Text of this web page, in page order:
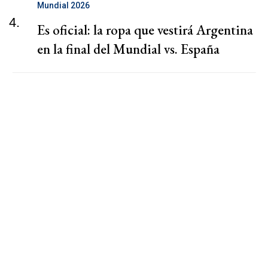
4.
Mundial 2026
Es oficial: la ropa que vestirá Argentina
en la final del Mundial vs. España